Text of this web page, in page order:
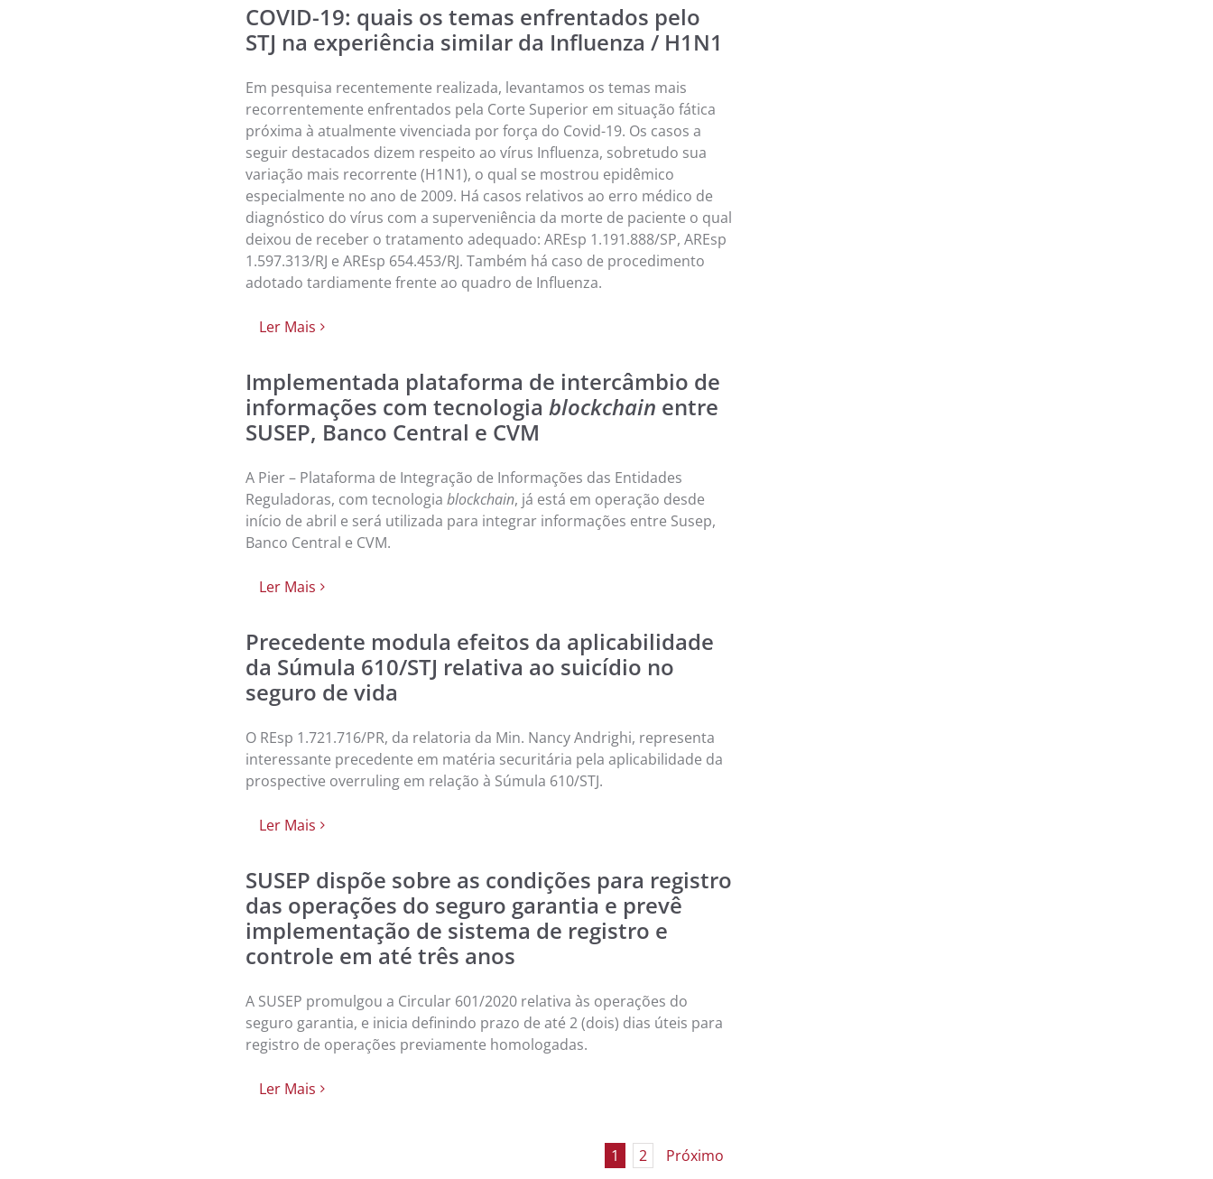
COVID-19: quais os temas enfrentados pelo
STJ na experiência similar da Influenza / H1N1
Em pesquisa recentemente realizada, levantamos os temas mais
recorrentemente enfrentados pela Corte Superior em situação fática
próxima à atualmente vivenciada por força do Covid-19. Os casos a
seguir destacados dizem respeito ao vírus Influenza, sobretudo sua
variação mais recorrente (H1N1), o qual se mostrou epidêmico
especialmente no ano de 2009. Há casos relativos ao erro médico de
diagnóstico do vírus com a superveniência da morte de paciente o qual
deixou de receber o tratamento adequado: AREsp 1.191.888/SP, AREsp
1.597.313/RJ e AREsp 654.453/RJ. Também há caso de procedimento
adotado tardiamente frente ao quadro de Influenza.
Ler Mais
Implementada plataforma de intercâmbio de
informações com tecnologia blockchain entre
SUSEP, Banco Central e CVM
A Pier – Plataforma de Integração de Informações das Entidades
Reguladoras, com tecnologia blockchain, já está em operação desde
início de abril e será utilizada para integrar informações entre Susep,
Banco Central e CVM.
Ler Mais
Precedente modula efeitos da aplicabilidade
da Súmula 610/STJ relativa ao suicídio no
seguro de vida
O REsp 1.721.716/PR, da relatoria da Min. Nancy Andrighi, representa
interessante precedente em matéria securitária pela aplicabilidade da
prospective overruling em relação à Súmula 610/STJ.
Ler Mais
SUSEP dispõe sobre as condições para registro
das operações do seguro garantia e prevê
implementação de sistema de registro e
controle em até três anos
A SUSEP promulgou a Circular 601/2020 relativa às operações do
seguro garantia, e inicia definindo prazo de até 2 (dois) dias úteis para
registro de operações previamente homologadas.
Ler Mais
1 2 Próximo